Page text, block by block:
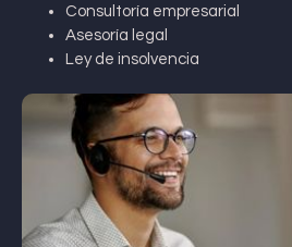
Consultoría empresarial
Asesoría legal
Ley de insolvencia